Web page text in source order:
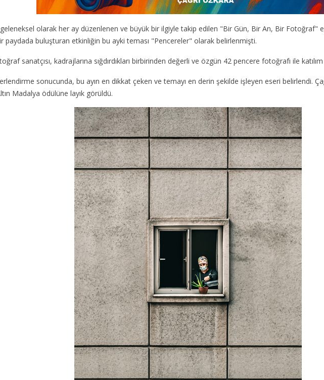
olarak her ay düzenlenen ve büyük bir ilgiyle takip edilen "Bir Gün, Bir An, Bir Fotoğraf"
paydada buluşturan etkinliğin bu ayki teması "Pencereler" olarak belirlenmişti.
sanatçısı, kadrajlarına sığdırdıkları birbirinden değerli ve özgün 42 pencere fotoğrafı ile katılım
sonucunda, bu ayın en dikkat çeken ve temayı en derin şekilde işleyen eseri belirlendi.
Madalya ödülüne layık görüldü.